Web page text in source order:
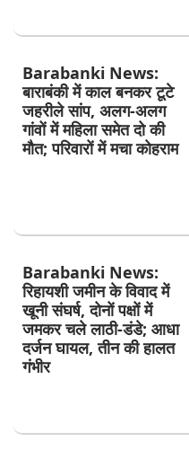
Barabanki News:
बाराबंकी में काल बनकर टूटे
जहरीले सांप, अलग-अलग
गांवों में महिला समेत दो की
मौत; परिवारों में मचा कोहराम
Barabanki News:
रिहायशी जमीन के विवाद में
खूनी संघर्ष, दोनों पक्षों में
जमकर चले लाठी-डंडे; आधा
दर्जन घायल, तीन की हालत
गंभीर